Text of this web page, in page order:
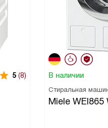
5 (8) В наличии
Стиральная
Miele WEI865